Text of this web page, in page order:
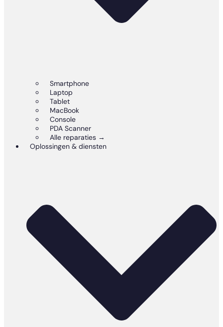
Smartphone
Laptop
Tablet
MacBook
Console
PDA Scanner
Alle reparaties →
Oplossingen & diensten